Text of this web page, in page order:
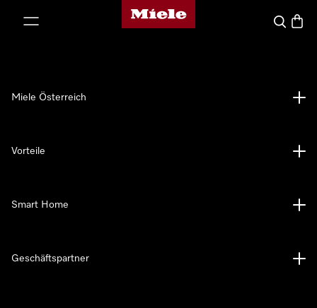
Miele-Homepage
Suche
Miele Österreich
Vorteile
Smart Home
Geschäftspartner